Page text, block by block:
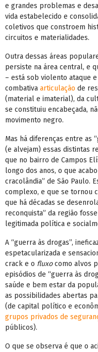
e grandes problemas e
vida estabelecido e
coletivos que constroem
circuitos e materialidades.
Outra dessas áreas
persiste na área central, e
– está sob violento ataque
combativa articulação de
(material e imaterial), da
se constituiu encabeçada,
movimento negro.
Mas há diferenças entre as
(e alvejam) essas distintas
que no bairro de Campos
longo dos anos, o que
cracolândia” de São Paulo.
complexo, e que se tornou
que há décadas se
reconquista” da região
legitimada política e
A “guerra às drogas”,
espetacularizada e
crack e o fluxocomo alvos
episódios de “guerra às
saúde e bem estar da
as possibilidades abertas
(de capital político e
grupos privados de
públicos).
O que se observa é que o